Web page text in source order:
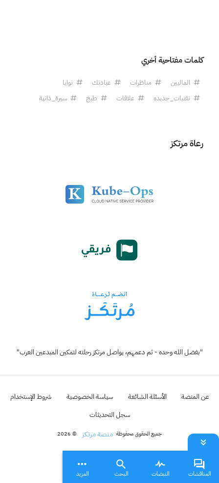
كلمات مفتاحية أخري
الماليين مناظرات عبادتك
نوايا
تقنيات_جديده
علاقات طبخ سيرة_ذاتية
رعاة مرتكز
"بفضل الله وحده - ثم دعمهم، يواصل مرتكز رحلته لتمكين المبدعين العرب"
عن المنصة الأسئلة الشائعة سياسة الخصوصية
شروط الإستخدام
سجل التحديثات
جميع الحقوق محفوظة منصة مرتكز © 2026
المناقشات النبضات البحث المزيد